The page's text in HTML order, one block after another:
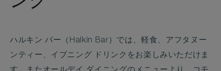
ハルキン バー（Halkin Bar）では、軽食、アフタヌー
ンティー、イブニング ドリンクをお楽しみいただけま